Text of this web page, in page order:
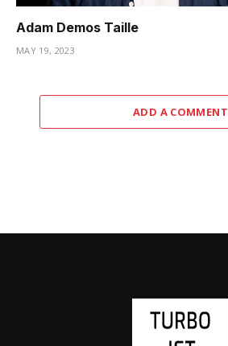
Adam Demos Taille
MAY 19, 2023
ADD A COMMENT